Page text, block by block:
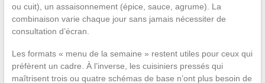
ou cuit), un assaisonnement (épice, sauce, agrume). La
combinaison varie chaque jour sans jamais nécessiter de
consultation d’écran.
Les formats « menu de la semaine » restent utiles pour ceux qui
préfèrent un cadre. À l’inverse, les cuisiniers pressés qui
maîtrisent trois ou quatre schémas de base n’ont plus besoin de